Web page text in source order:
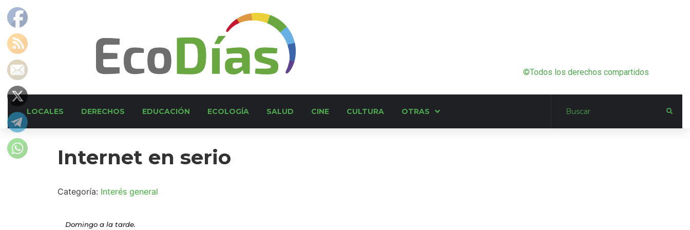
©Todos los derechos compartidos
LOCALES DERECHOS EDUCACIÓN ECOLOGÍA SALUD CINE CULTURA OTRAS
Internet en serio
Categoría: Interés general
Domingo a la tarde.